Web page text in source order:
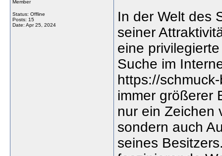
Member
Status: Offline
Posts: 15
Date: Apr 25, 2024
In der Welt des
seiner
eine
Suche im
https://
immer größerer
nur ein Zeichen
sondern auch
seines